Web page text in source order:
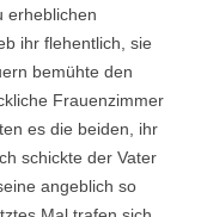
erheblichen
ihr flehentlich, sie
bemühte den
Frauenzimmer
es die beiden, ihr
schickte der Vater
angeblich so